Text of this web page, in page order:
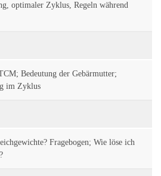
optimaler Zyklus, Regeln während
Bedeutung der Gebärmutter;
im Zyklus
Fragebogen; Wie löse ich